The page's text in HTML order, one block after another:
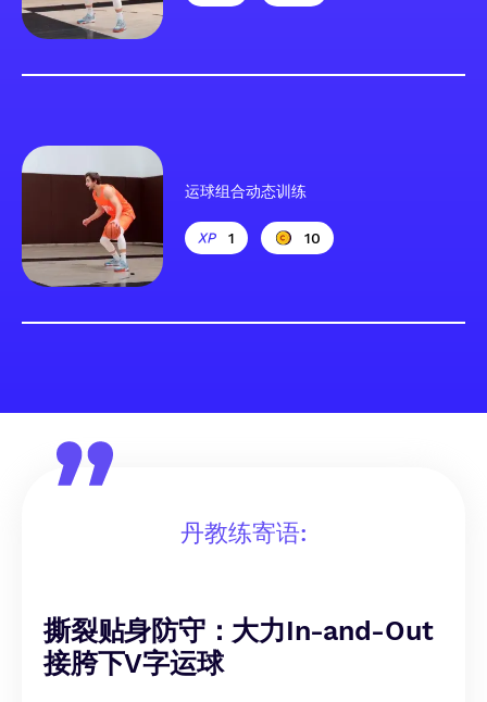
运球组合动态训练
1 10
丹教练寄语:
撕裂贴身防守：大力In-and-Out
接胯下V字运球